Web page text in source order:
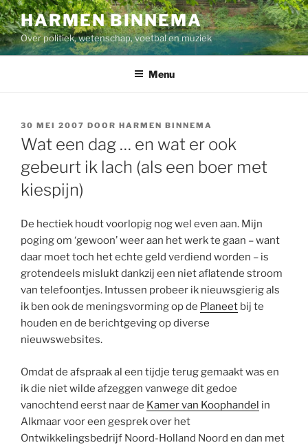
Ga
naar
de
inhoud
HARMEN BINNEMA
Over politiek, wetenschap, voetbal en muziek
Menu
GEPLAATST
OP
30 MEI 2007 DOOR HARMEN BINNEMA
Wat een dag … en wat er ook
gebeurt ik lach (als een boer met
kiespijn)
De hectiek houdt voorlopig nog wel even aan. Mijn
poging om ‘gewoon’ weer aan het werk te gaan – want
daar moet toch het echte geld verdiend worden – is
grotendeels mislukt dankzij een niet aflatende stroom
van telefoontjes. Intussen probeer ik nieuwsgierig als
ik ben ook de meningsvorming op de Planeet bij te
houden en de berichtgeving op diverse
nieuwswebsites.
Omdat de afspraak al een tijdje terug gemaakt was en
ik die niet wilde afzeggen vanwege dit gedoe
vanochtend eerst naar de Kamer van Koophandel in
Alkmaar voor een gesprek over het
Ontwikkelingsbedrijf Noord-Holland Noord en dan met